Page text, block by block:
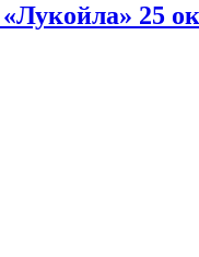
25